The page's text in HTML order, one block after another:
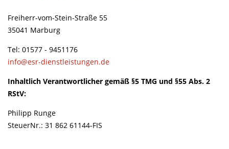
Freiherr-vom-Stein-Straße 55
35041 Marburg
Tel: 01577 - 9451176
info@esr-dienstleistungen.de
Inhaltlich Verantwortlicher gemäß §5 TMG und §55 Abs. 2
RStV:
Philipp Runge
SteuerNr.: 31 862 61144-FIS